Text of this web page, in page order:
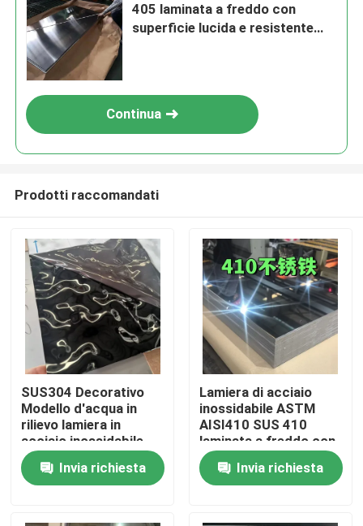
Casa.
Prodotti
Video
405 laminata a freddo con
superficie lucida e resistente
Continua
Prodotti raccomandati
SUS304 Decorativo
Modello d'acqua in
rilievo lamiera in
acciaio inossidabile
per esterni
architettonici
Invia richiesta
Lamiera di acciaio
inossidabile ASTM
AISI410 SUS 410
laminata a freddo con
superficie lucidata BA
0,8 * 1220 * 2440
Invia richiesta